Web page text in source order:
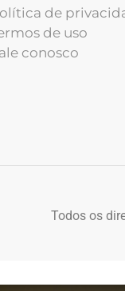
de
de uso
conosco
Todos os